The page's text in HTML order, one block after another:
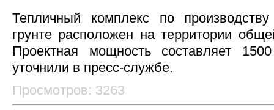
Тепличный комплекс по
грунте расположен на территории
Проектная мощность составляет
уточнили в пресс-службе.
Просмотров: 3263